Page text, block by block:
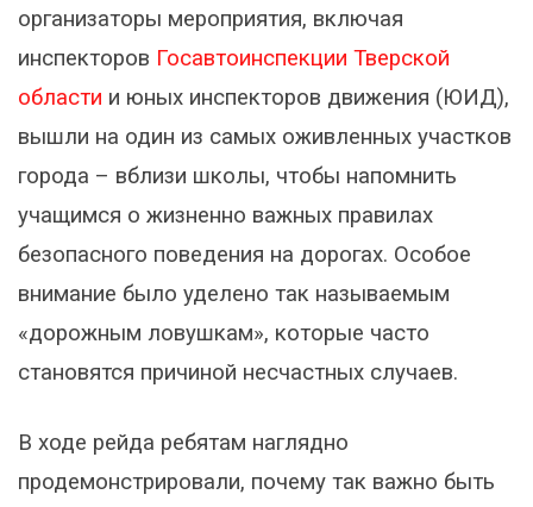
организаторы мероприятия, включая
инспекторов Госавтоинспекции Тверской
области и юных инспекторов движения (ЮИД),
вышли на один из самых оживленных участков
города – вблизи школы, чтобы напомнить
учащимся о жизненно важных правилах
безопасного поведения на дорогах. Особое
внимание было уделено так называемым
«дорожным ловушкам», которые часто
становятся причиной несчастных случаев.
В ходе рейда ребятам наглядно
продемонстрировали, почему так важно быть